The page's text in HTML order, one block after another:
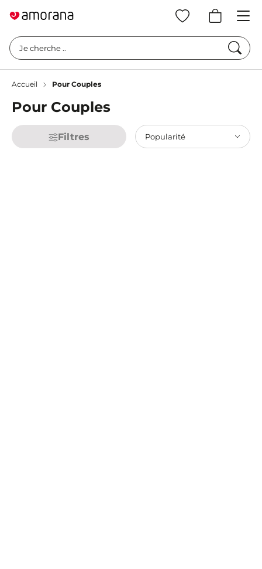
Je cherche ..
Accueil Pour Couples
Pour Couples
Filtres Popularité